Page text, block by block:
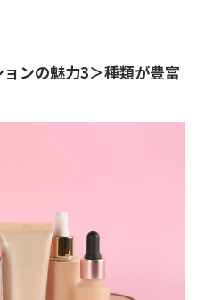
ンの魅力3＞種類が豊富